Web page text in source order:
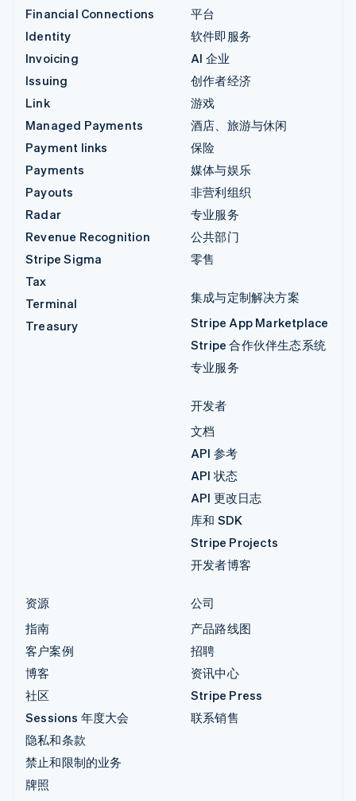
Financial Connections
Identity
Invoicing
Issuing
Link
Managed Payments
Payment links
Payments
Payouts
Radar
Revenue Recognition
Stripe Sigma
Tax
Terminal
Treasury
平台
软件即服务
AI 企业
创作者经济
游戏
酒店、旅游与休闲
保险
媒体与娱乐
非营利组织
专业服务
公共部门
零售
集成与定制解决方案
Stripe App Marketplace
Stripe 合作伙伴生态系统
专业服务
开发者
文档
API 参考
API 状态
API 更改日志
库和 SDK
Stripe Projects
开发者博客
资源
指南
客户案例
博客
社区
Sessions 年度大会
隐私和条款
禁止和限制的业务
牌照
公司
产品路线图
招聘
资讯中心
Stripe Press
联系销售